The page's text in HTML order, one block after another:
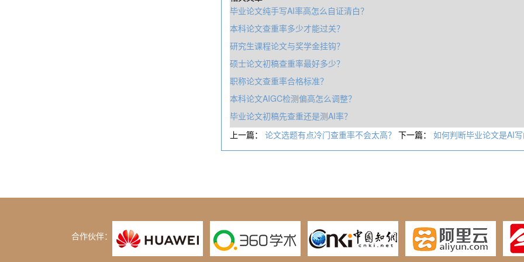
毕业论文纯手写AI率高怎么自证清白？
本科论文查重率多少才能过关？
研究生课程论文与奖学金挂钩？
硕士论文初稿查重率最好多少？
职称论文查重率合格标准？
本科论文AIGC检测偏高怎么调整？
毕业论文初稿先查重还是测AI率？
上一篇： 论文选题有点冷门查重率不会太高？ 下一篇： 如何判断毕业论文是AI
合作伙伴：